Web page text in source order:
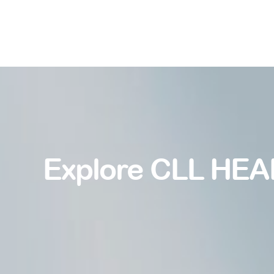
Explore CLL